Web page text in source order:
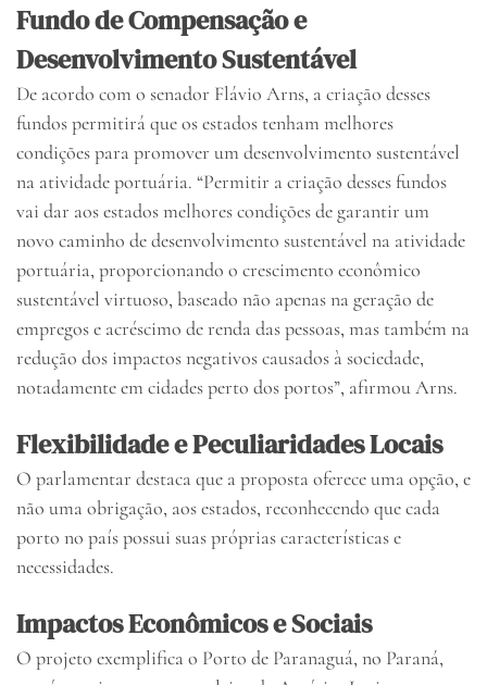
Fundo de Compensação e
Desenvolvimento Sustentável
De acordo com o senador Flávio Arns, a criação desses
fundos permitirá que os estados tenham melhores
condições para promover um desenvolvimento sustentável
na atividade portuária. “Permitir a criação desses fundos
vai dar aos estados melhores condições de garantir um
novo caminho de desenvolvimento sustentável na atividade
portuária, proporcionando o crescimento econômico
sustentável virtuoso, baseado não apenas na geração de
empregos e acréscimo de renda das pessoas, mas também na
redução dos impactos negativos causados à sociedade,
notadamente em cidades perto dos portos”, afirmou Arns.
Flexibilidade e Peculiaridades Locais
O parlamentar destaca que a proposta oferece uma opção, e
não uma obrigação, aos estados, reconhecendo que cada
porto no país possui suas próprias características e
necessidades.
Impactos Econômicos e Sociais
O projeto exemplifica o Porto de Paranaguá, no Paraná,